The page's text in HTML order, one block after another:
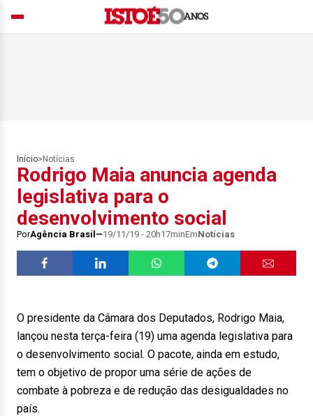
Início> Notícias
Rodrigo Maia anuncia agenda
legislativa para o
desenvolvimento social
PorAgência Brasil 19/11/19 - 20h17minEmNotícias
O presidente da Câmara dos Deputados, Rodrigo Maia,
lançou nesta terça-feira (19) uma agenda legislativa para
o desenvolvimento social. O pacote, ainda em estudo,
tem o objetivo de propor uma série de ações de
combate à pobreza e de redução das desigualdades no
país.